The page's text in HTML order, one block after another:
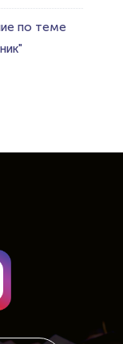
по теме